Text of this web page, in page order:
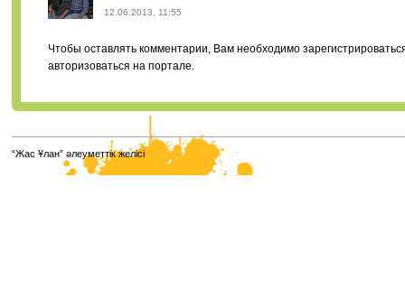
12.06.2013, 11:55
Чтобы оставлять комментарии, Вам необходимо
авторизоваться на портале.
“Жас Ұлан” әлеуметтік желісі